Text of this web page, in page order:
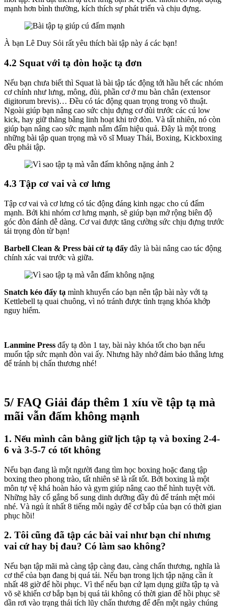
mạnh hơn bình thường, kích thích sự phát triển và chịu đựng.
À bạn Lê Duy Sỏi rất yêu thích bài tập này á các bạn!
4.2 Squat với tạ đòn hoặc tạ đơn
Nếu bạn chưa biết thì Squat là bài tập tác động tới hầu hết các nhóm
cơ chính như lưng, mông, đùi, phần cơ ở mu bàn chân (extensor
digitorum brevis)… Đều có tác động quan trọng trong võ thuật.
Ngoài giúp bạn nâng cao sức chịu đựng cơ đùi trước các cú low
kick, hay giữ thăng bằng linh hoạt khi trở đòn. Và tất nhiên, nó còn
giúp bạn nâng cao sức mạnh nắm đấm hiệu quả. Đây là một trong
những bài tập quan trọng mà võ sĩ Muay Thái, Boxing, Kickboxing
đều phải tập.
4.3 Tập cơ vai và cơ lưng
Tập cơ vai và cơ lưng có tác động đáng kinh ngạc cho cú đấm
mạnh. Bởi khi nhóm cơ lưng mạnh, sẽ giúp bạn mở rộng biên độ
góc đòn đánh dễ dàng. Cơ vai được tăng cường sức chịu đựng trước
tải trọng đòn từ bạn!
Barbell Clean & Press bài cử tạ đẩy đây là bài nâng cao tác động
chính xác vai trước và giữa.
Snatch kéo đẩy tạ mình khuyến cáo bạn nên tập bài này với tạ
Kettlebell tạ quai chuông, vì nó tránh được tình trạng khóa khớp
nguy hiểm.
Lanmine Press đẩy tạ đòn 1 tay, bài này khóa tốt cho bạn nếu
muốn tập sức mạnh đòn vai ấy. Nhưng hãy nhớ đảm bảo thẳng lưng
để tránh bị chấn thương nhé!
5/ FAQ Giải đáp thêm 1 xíu về tập tạ mà
mãi vẫn đấm không mạnh
1. Nếu mình cân bằng giữ lịch tập tạ và boxing 2-4-
6 và 3-5-7 có tốt không
Nếu bạn đang là một người đang tìm học boxing hoặc đang tập
boxing theo phong trào, tất nhiên sẽ là rất tốt. Bởi boxing là một
môn tự vệ khá hoàn hảo và gym giúp nâng cao thể hình tuyệt vời.
Những hãy cố gắng bổ sung dinh dưỡng đầy đủ để tránh mệt mỏi
nhé. Và ngủ ít nhất 8 tiếng mỗi ngày để cơ bắp của bạn có thời gian
phục hồi!
2. Tôi cũng đã tập các bài vai như bạn chỉ nhưng
vai cứ hay bị đau? Có làm sao không?
Nếu bạn tập mãi mà càng tập càng đau, càng chấn thương, nghĩa là
cơ thể của bạn đang bị quá tải. Nếu bạn trong lịch tập nặng cần ít
nhất 48 giờ để hồi phục. Vì thế nếu bạn cứ lạm dụng giữa tập tạ và
võ sẽ khiến cơ bắp bạn bị quá tải không có thời gian để hồi phục sẽ
dần rơi vào trạng thái tích lũy chấn thương để đến một ngày chúng